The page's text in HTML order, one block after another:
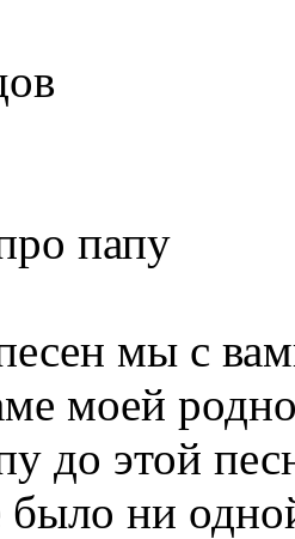
папу
мы с
моей
до этой
ни